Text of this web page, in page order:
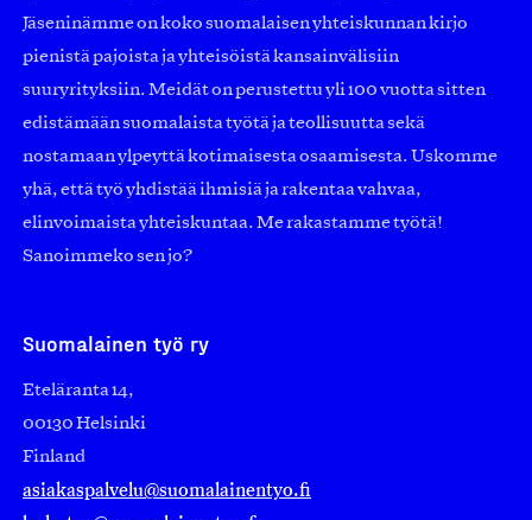
Jäseninämme on koko suomalaisen yhteiskunnan kirjo
pienistä pajoista ja yhteisöistä kansainvälisiin
suuryrityksiin. Meidät on perustettu yli 100 vuotta sitten
edistämään suomalaista työtä ja teollisuutta sekä
nostamaan ylpeyttä kotimaisesta osaamisesta. Uskomme
yhä, että työ yhdistää ihmisiä ja rakentaa vahvaa,
elinvoimaista yhteiskuntaa. Me rakastamme työtä!
Sanoimmeko sen jo?
Suomalainen työ ry
Eteläranta 14,
00130 Helsinki
Finland
asiakaspalvelu@suomalainentyo.fi